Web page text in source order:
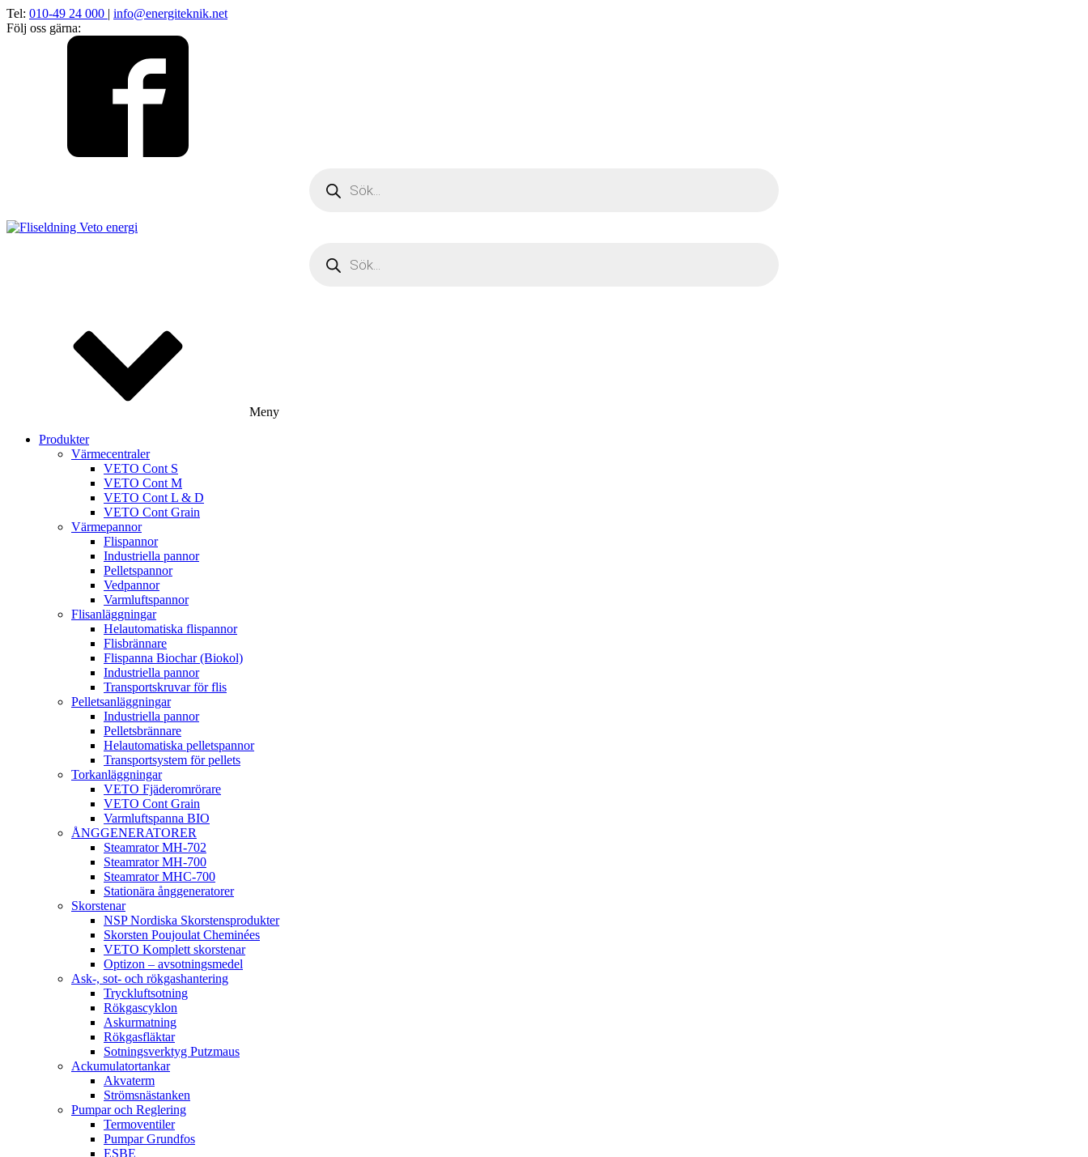
Tel: 010-49 24 000 | info@energiteknik.net
Följ oss gärna:
search
search
Meny
Produkter
Värmecentraler
VETO Cont S
VETO Cont M
VETO Cont L & D
VETO Cont Grain
Värmepannor
Flispannor
Industriella pannor
Pelletspannor
Vedpannor
Varmluftspannor
Flisanläggningar
Helautomatiska flispannor
Flisbrännare
Flispanna Biochar (Biokol)
Industriella pannor
Transportskruvar för flis
Pelletsanläggningar
Industriella pannor
Pelletsbrännare
Helautomatiska pelletspannor
Transportsystem för pellets
Torkanläggningar
VETO Fjäderomrörare
VETO Cont Grain
Varmluftspanna BIO
ÅNGGENERATORER
Steamrator MH-702
Steamrator MH-700
Steamrator MHC-700
Stationära ånggeneratorer
Skorstenar
NSP Nordiska Skorstensprodukter
Skorsten Poujoulat Cheminées
VETO Komplett skorstenar
Optizon – avsotningsmedel
Ask-, sot- och rökgashantering
Tryckluftsotning
Rökgascyklon
Askurmatning
Rökgasfläktar
Sotningsverktyg Putzmaus
Ackumulatortankar
Akvaterm
Strömsnästanken
Pumpar och Reglering
Termoventiler
Pumpar Grundfos
ESBE